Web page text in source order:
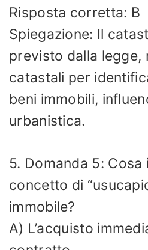
Risposta corretta: B
Spiegazione: Il
previsto dalla legge,
catastali per
beni immobili,
urbanistica.
5. Domanda 5: Cosa
concetto di
immobile?
A) L’acquisto